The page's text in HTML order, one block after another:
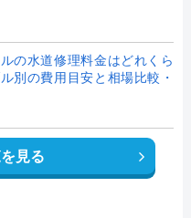
の水道修理料金はどれくら
別の費用目安と相場比較・
見る